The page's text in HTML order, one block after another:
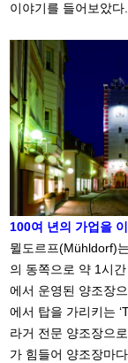
이야기를 들어보았다.
100여 년의 가업을
뮐도르프(Mühldorf)
의 동쪽으로 약 1시
에서 운영된 양조장
에서 탑을 가리키는
라거 전문 양조장으
가 힘들어 양조장마